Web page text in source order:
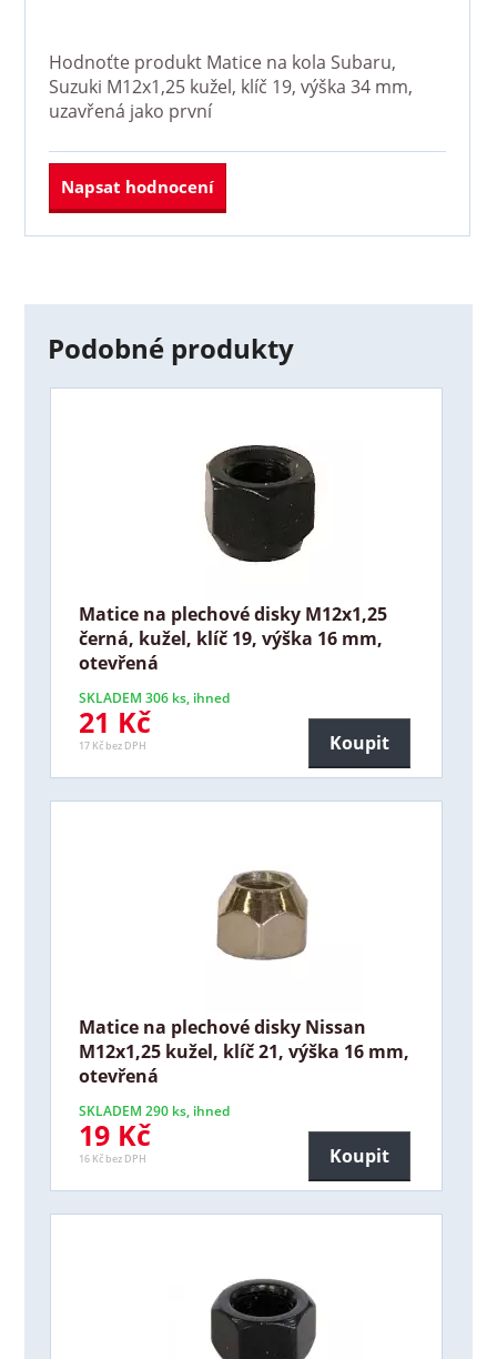
Hodnoťte produkt Matice na kola Subaru,
Suzuki M12x1,25 kužel, klíč 19, výška 34 mm,
uzavřená jako první
Napsat hodnocení
Podobné produkty
Matice na plechové disky M12x1,25
černá, kužel, klíč 19, výška 16 mm,
otevřená
SKLADEM 306 ks, ihned
21 Kč
17 Kč bez DPH Koupit
Matice na plechové disky Nissan
M12x1,25 kužel, klíč 21, výška 16 mm,
otevřená
SKLADEM 290 ks, ihned
19 Kč
16 Kč bez DPH Koupit